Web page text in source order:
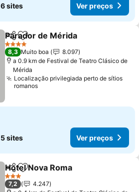
6 sites Ver preços
PartilharAdicionar aos favoritos
Parador de Mérida
4 Estrelas
8,3 Muito boa
8.097
a 0.9 km de Festival de Teatro Clásico de
Mérida
Localização privilegiada perto de sítios
romanos
5 sites Ver preços
PartilharAdicionar aos favoritos
Hotel Nova Roma
3 Estrelas
7,2
4.247